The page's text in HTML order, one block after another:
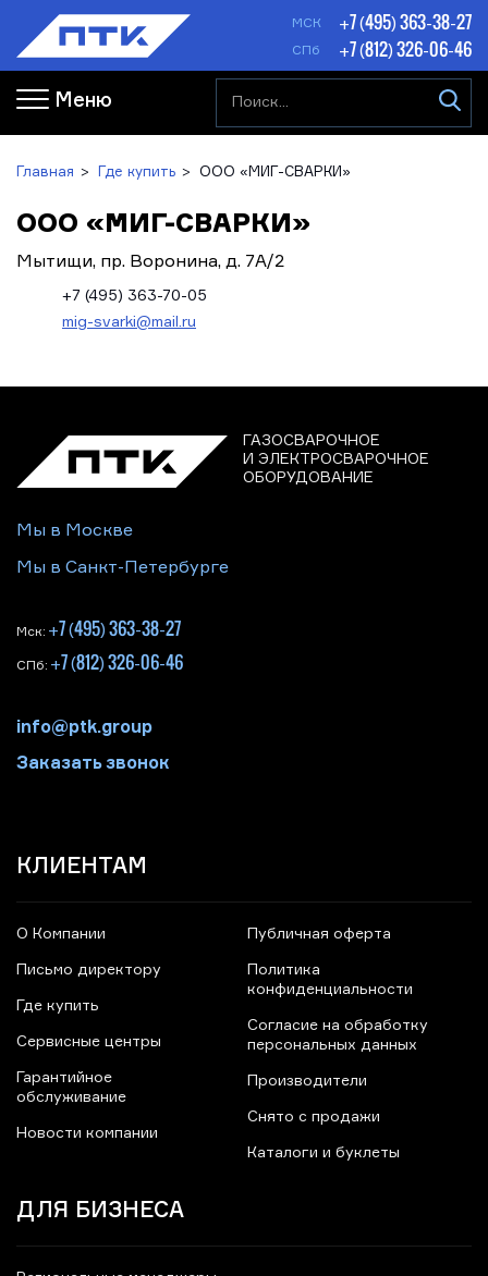
МСК +7 (495) 363-38-27
СПб +7 (812) 326-06-46
Меню
Главная Где купить ООО «МИГ-СВАРКИ»
ООО «МИГ-СВАРКИ»
Мытищи, пр. Воронина, д. 7А/2
+7 (495) 363-70-05
mig-svarki@mail.ru
ГАЗОСВАРОЧНОЕ
И ЭЛЕКТРОСВАРОЧНОЕ
ОБОРУДОВАНИЕ
Мы в Москве
Мы в Санкт-Петербурге
Мск: +7 (495) 363-38-27
СПб: +7 (812) 326-06-46
info@ptk.group
Заказать звонок
КЛИЕНТАМ
О Компании
Письмо директору
Где купить
Сервисные центры
Гарантийное
обслуживание
Новости компании
Публичная оферта
Политика
конфиденциальности
Согласие на обработку
персональных данных
Производители
Снято с продажи
Каталоги и буклеты
ДЛЯ БИЗНЕСА